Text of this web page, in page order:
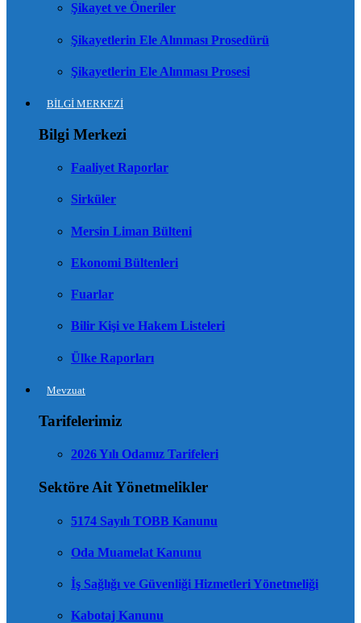
Şikayet ve Öneriler
Şikayetlerin Ele Alınması Prosedürü
Şikayetlerin Ele Alınması Prosesi
BİLGİ MERKEZİ
Bilgi Merkezi
Faaliyet Raporlar
Sirküler
Mersin Liman Bülteni
Ekonomi Bültenleri
Fuarlar
Bilir Kişi ve Hakem Listeleri
Ülke Raporları
Mevzuat
Tarifelerimiz
2026 Yılı Odamız Tarifeleri
Sektöre Ait Yönetmelikler
5174 Sayılı TOBB Kanunu
Oda Muamelat Kanunu
İş Sağlığı ve Güvenliği Hizmetleri Yönetmeliği
Kabotaj Kanunu